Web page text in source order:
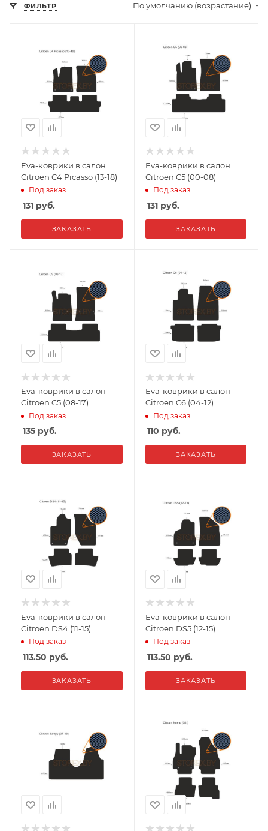
ФИЛЬТР По умолчанию (возрастание)
Eva-коврики в салон
Citroen C4 Picasso (13-18)
Под заказ
131 руб.
ЗАКАЗАТЬ
Eva-коврики в салон
Citroen C5 (00-08)
Под заказ
131руб.
ЗАКАЗАТЬ
Eva-коврики в салон
Citroen C5 (08-17)
Под заказ
135 руб.
ЗАКАЗАТЬ
Eva-коврики в салон
Citroen C6 (04-12)
Под заказ
110 руб.
ЗАКАЗАТЬ
Eva-коврики в салон
Citroen DS4 (11-15)
Под заказ
113.50 руб.
ЗАКАЗАТЬ
Eva-коврики в салон
Citroen DS5 (12-15)
Под заказ
113.50 руб.
ЗАКАЗАТЬ